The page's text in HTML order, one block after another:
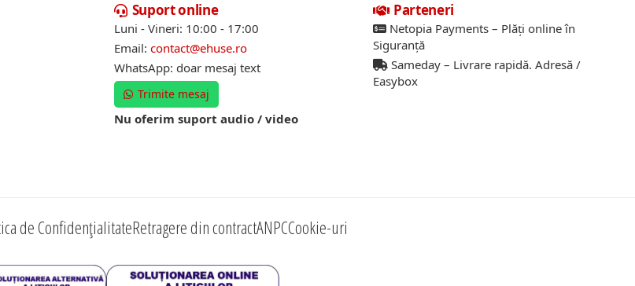
Suport online
Luni - Vineri: 10:00 - 17:00
Email: contact@ehuse.ro
WhatsApp: doar mesaj text
Trimite mesaj
Nu oferim suport audio / video
Parteneri
Netopia Payments – Plăți online în
Siguranță
Sameday – Livrare rapidă. Adresă /
Easybox
de ConfidențialitateRetragere din contractANPCCookie-uri